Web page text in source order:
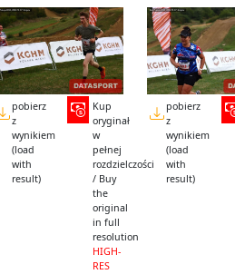
pobierz
z
wynikiem
(load
with
result)
Kup
oryginał
w
pełnej
rozdzielczości
/ Buy
the
original
in full
resolution
HIGH-
RES
pobierz
z
wynikiem
(load
with
result)